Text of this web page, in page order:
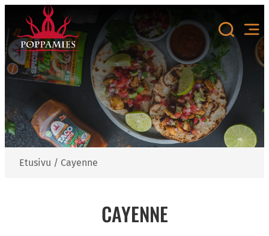
sisältöön
Etusivu / Cayenne
CAYENNE